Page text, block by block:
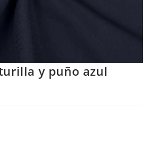
y puño azul